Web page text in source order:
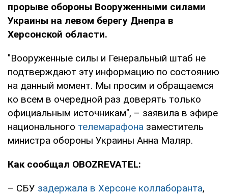
прорыве обороны Вооруженными силами
Украины на левом берегу Днепра в
Херсонской области.
"Вооруженные силы и Генеральный штаб не
подтверждают эту информацию по состоянию
на данный момент. Мы просим и обращаемся
ко всем в очередной раз доверять только
официальным источникам", – заявила в эфире
национального телемарафона заместитель
министра обороны Украины Анна Маляр.
Как сообщал OBOZREVATEL:
– СБУ задержала в Херсоне коллаборанта,